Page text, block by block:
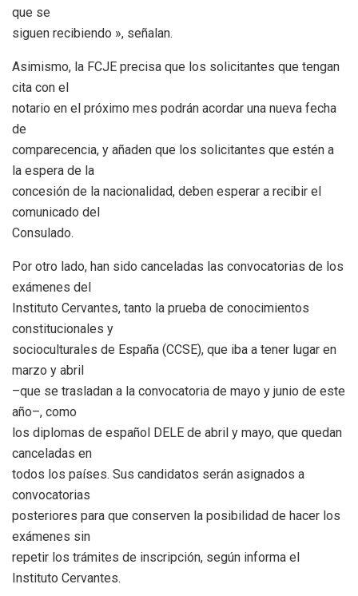
que se
siguen recibiendo », señalan.
Asimismo, la FCJE precisa que los solicitantes que tengan
cita con el
notario en el próximo mes podrán acordar una nueva fecha
de
comparecencia, y añaden que los solicitantes que estén a
la espera de la
concesión de la nacionalidad, deben esperar a recibir el
comunicado del
Consulado.
Por otro lado, han sido canceladas las convocatorias de los
exámenes del
Instituto Cervantes, tanto la prueba de conocimientos
constitucionales y
socioculturales de España (CCSE), que iba a tener lugar en
marzo y abril
–que se trasladan a la convocatoria de mayo y junio de este
año–, como
los diplomas de español DELE de abril y mayo, que quedan
canceladas en
todos los países. Sus candidatos serán asignados a
convocatorias
posteriores para que conserven la posibilidad de hacer los
exámenes sin
repetir los trámites de inscripción, según informa el
Instituto Cervantes.